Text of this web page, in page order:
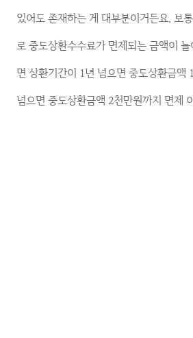
있어도 존재하는 게 대부분이거든요. 보
로 중도상환수수료가 면제되는 금액이
면 상환기간이 1년 넘으면 중도상환금액
넘으면 중도상환금액 2천만원까지 면제